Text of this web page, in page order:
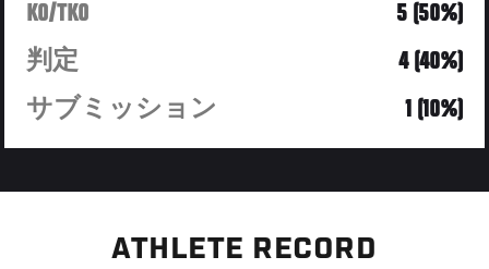
KO/TKO
5 (50%)
判定
4 (40%)
サブミッション
1 (10%)
ATHLETE RECORD